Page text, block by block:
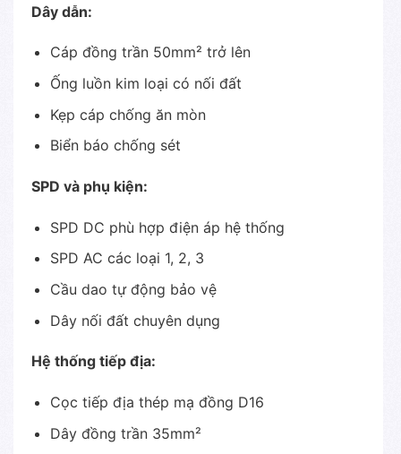
Dây dẫn:
Cáp đồng trần 50mm² trở lên
Ống luồn kim loại có nối đất
Kẹp cáp chống ăn mòn
Biển báo chống sét
SPD và phụ kiện:
SPD DC phù hợp điện áp hệ thống
SPD AC các loại 1, 2, 3
Cầu dao tự động bảo vệ
Dây nối đất chuyên dụng
Hệ thống tiếp địa:
Cọc tiếp địa thép mạ đồng D16
Dây đồng trần 35mm²